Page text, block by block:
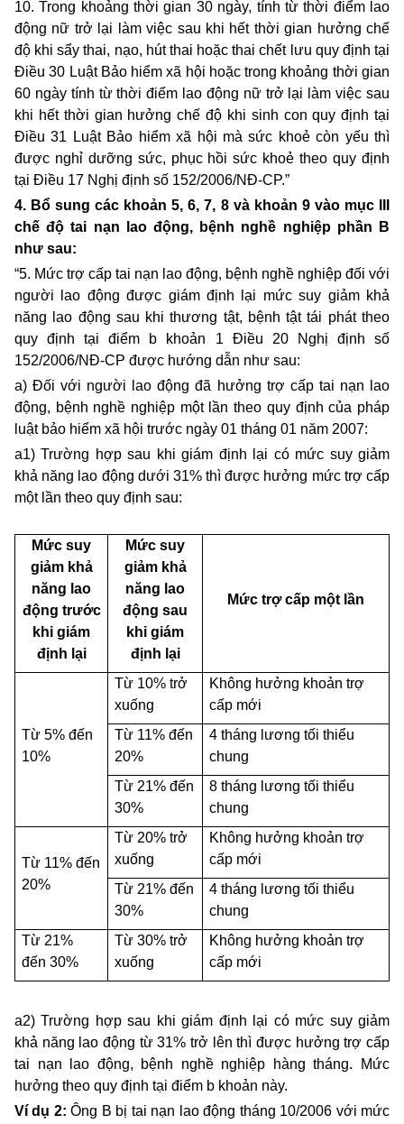
10. Trong khoảng thời gian 30 ngày, tính từ thời điểm lao
động nữ trở lại làm việc sau khi hết thời gian hưởng chế
độ khi sẩy thai, nạo, hút thai hoặc thai chết lưu quy định tại
Điều 30 Luật Bảo hiểm xã hội hoặc trong khoảng thời gian
60 ngày tính từ thời điểm lao động nữ trở lại làm việc sau
khi hết thời gian hưởng chế độ khi sinh con quy định tại
Điều 31 Luật Bảo hiểm xã hội mà sức khoẻ còn yếu thì
được nghỉ dưỡng sức, phục hồi sức khoẻ theo quy định
tại Điều 17 Nghị định số 152/2006/NĐ-CP.”
4. Bổ sung các khoản 5, 6, 7, 8 và khoản 9 vào mục III
chế độ tai nạn lao động, bệnh nghề nghiệp phần B
như sau:
“5. Mức trợ cấp tai nạn lao động, bệnh nghề nghiệp đối với
người lao động được giám định lại mức suy giảm khả
năng lao động sau khi thương tật, bệnh tật tái phát theo
quy định tại điểm b khoản 1 Điều 20 Nghị định số
152/2006/NĐ-CP được hướng dẫn như sau:
a) Đối với người lao động đã hưởng trợ cấp tai nạn lao
động, bệnh nghề nghiệp một lần theo quy định của pháp
luật bảo hiểm xã hội trước ngày 01 tháng 01 năm 2007:
a1) Trường hợp sau khi giám định lại có mức suy giảm
khả năng lao động dưới 31% thì được hưởng mức trợ cấp
một lần theo quy định sau:
Mức suy
giảm khả
năng lao
động trước
khi giám
định lại
Mức suy
giảm khả
năng lao
động sau
khi giám
định lại
Mức trợ cấp một lần
Từ 5% đến
10%
Từ 10% trở
xuống
Không hưởng khoản trợ
cấp mới
Từ 11% đến
20%
4 tháng lương tối thiểu
chung
Từ 21% đến
30%
8 tháng lương tối thiểu
chung
Từ 11% đến
20%
Từ 20% trở
xuống
Không hưởng khoản trợ
cấp mới
Từ 21% đến
30%
4 tháng lương tối thiểu
chung
Từ 21%
đến 30%
Từ 30% trở
xuống
Không hưởng khoản trợ
cấp mới
a2) Trường hợp sau khi giám định lại có mức suy giảm
khả năng lao động từ 31% trở lên thì được hưởng trợ cấp
tai nạn lao động, bệnh nghề nghiệp hàng tháng. Mức
hưởng theo quy định tại điểm b khoản này.
Ví dụ 2: Ông B bị tai nạn lao động tháng 10/2006 với mức